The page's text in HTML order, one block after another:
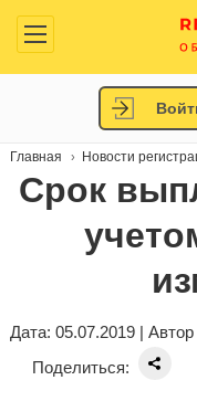
Главная Новости
Срок
Дата: 05.07.2019 | Автор
Поделиться: